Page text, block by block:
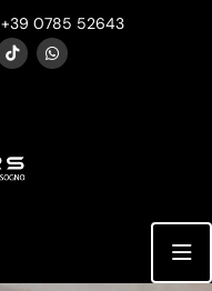
+39 0785 52643